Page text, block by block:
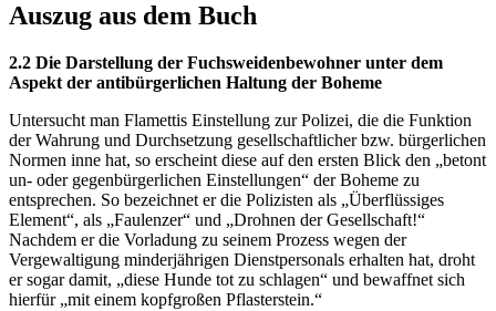
Auszug aus dem Buch
2.2 Die Darstellung der Fuchsweidenbewohner unter dem
Aspekt der antibürgerlichen Haltung der Boheme
Untersucht man Flamettis Einstellung zur Polizei, die die Funktion
der Wahrung und Durchsetzung gesellschaftlicher bzw. bürgerlichen
Normen inne hat, so erscheint diese auf den ersten Blick den „betont
un- oder gegenbürgerlichen Einstellungen“ der Boheme zu
entsprechen. So bezeichnet er die Polizisten als „Überflüssiges
Element“, als „Faulenzer“ und „Drohnen der Gesellschaft!“
Nachdem er die Vorladung zu seinem Prozess wegen der
Vergewaltigung minderjährigen Dienstpersonals erhalten hat, droht
er sogar damit, „diese Hunde tot zu schlagen“ und bewaffnet sich
hierfür „mit einem kopfgroßen Pflasterstein.“